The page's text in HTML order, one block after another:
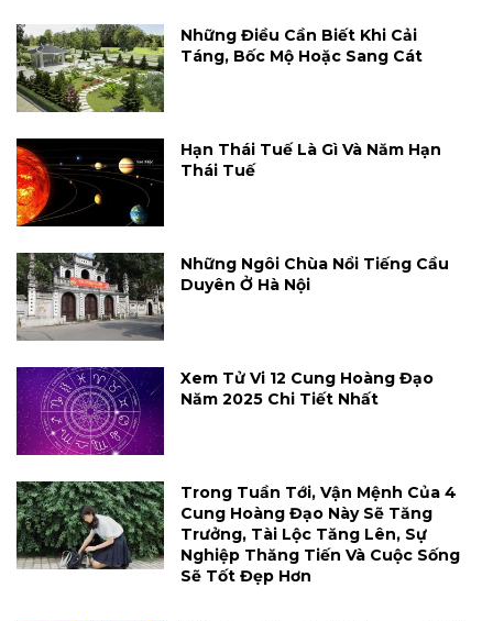
Những Điều Cần Biết Khi Cải
Táng, Bốc Mộ Hoặc Sang Cát
Hạn Thái Tuế Là Gì Và Năm Hạn
Thái Tuế
Những Ngôi Chùa Nổi Tiếng Cầu
Duyên Ở Hà Nội
Xem Tử Vi 12 Cung Hoàng Đạo
Năm 2025 Chi Tiết Nhất
Trong Tuần Tới, Vận Mệnh Của 4
Cung Hoàng Đạo Này Sẽ Tăng
Trưởng, Tài Lộc Tăng Lên, Sự
Nghiệp Thăng Tiến Và Cuộc Sống
Sẽ Tốt Đẹp Hơn